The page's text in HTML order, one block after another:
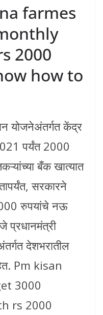
farmes
2000
how to
योजनेअंतर्गत केंद्र
पर्यंत 2000
बँक खात्यात
सरकारने
रुपयांचे नऊ
प्रधानमंत्री
देशभरातील
Pm kisan
3000
rs 2000